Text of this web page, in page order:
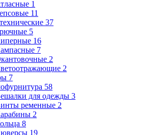
1
11
37
5
16
7
2
2
7
58
для одежды 3
ременные 2
2
8
19